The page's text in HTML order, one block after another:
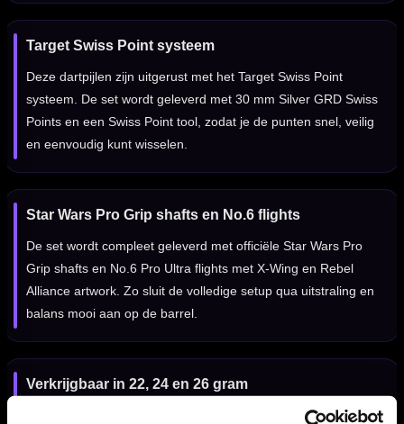
Target Swiss Point systeem
Deze dartpijlen zijn uitgerust met het Target Swiss Point
systeem. De set wordt geleverd met 30 mm Silver GRD Swiss
Points en een Swiss Point tool, zodat je de punten snel, veilig
en eenvoudig kunt wisselen.
Star Wars Pro Grip shafts en No.6 flights
De set wordt compleet geleverd met officiële Star Wars Pro
Grip shafts en No.6 Pro Ultra flights met X-Wing en Rebel
Alliance artwork. Zo sluit de volledige setup qua uitstraling en
balans mooi aan op de barrel.
Verkrijgbaar in 22, 24 en 26 gram
De Target Star Wars X-Wing Swiss Point 90% dartpijlen zijn